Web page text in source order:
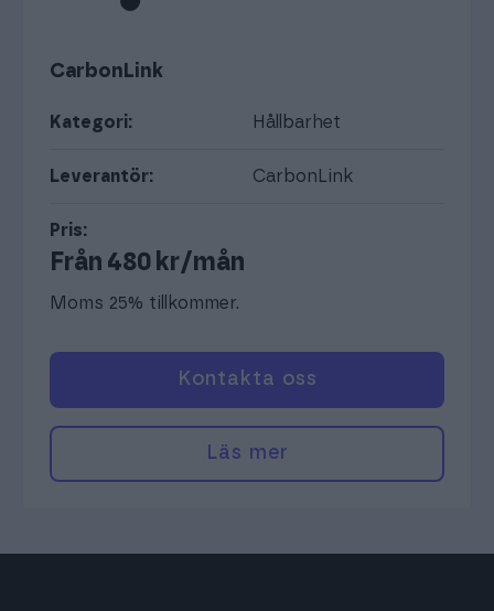
CarbonLink
Kategori: Hållbarhet
Leverantör: CarbonLink
Pris:
Från 480 kr/mån
Moms 25% tillkommer.
Kontakta oss
Läs mer